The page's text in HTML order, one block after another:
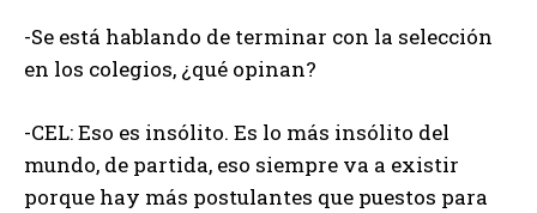
-Se está hablando de terminar con la selección
en los colegios, ¿qué opinan?
-CEL: Eso es insólito. Es lo más insólito del
mundo, de partida, eso siempre va a existir
porque hay más postulantes que puestos para